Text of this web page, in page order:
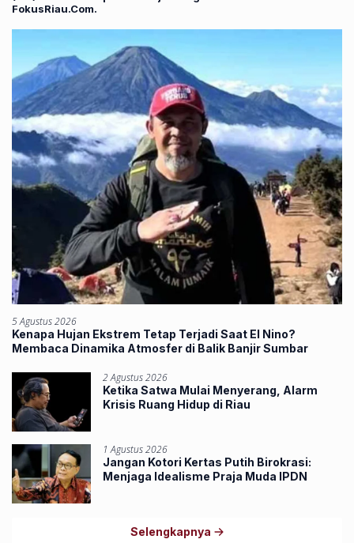
FokusRiau.Com.
5 Agustus 2026
Kenapa Hujan Ekstrem Tetap Terjadi Saat El Nino?
Membaca Dinamika Atmosfer di Balik Banjir Sumbar
2 Agustus 2026
Ketika Satwa Mulai Menyerang, Alarm
Krisis Ruang Hidup di Riau
1 Agustus 2026
Jangan Kotori Kertas Putih Birokrasi:
Menjaga Idealisme Praja Muda IPDN
Selengkapnya